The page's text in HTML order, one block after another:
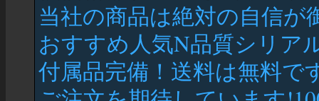
当社の商品は絶対の自信が
おすすめ人気N品質シリア
付属品完備！送料は無料で